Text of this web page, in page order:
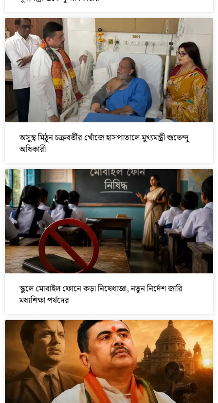
অসুস্থ মিঠুন চক্রবর্তীর খোঁজে হাসপাতালে মুখ্যমন্ত্রী শুভেন্দু
অধিকারী
স্কুলে মোবাইল ফোনে কড়া নিষেধাজ্ঞা, নতুন নির্দেশ জারি
মধ্যশিক্ষা পর্ষদের